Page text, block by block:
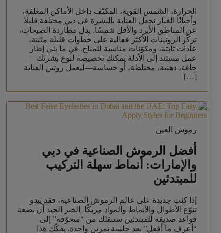
الحرارة، الشمس القوية، المكيّف داخل الأماكن المغلقة،
وأحيانًا الغبار تجعل العناية بالبشرة في دبي مختلفة قليلًا
عن المناطق الأبرد والأقل شمسًا. بدل مطاردة الصيحات،
تركّز الروتينات الأكثر فعالية على خطوات قليلة مثبتة،
عادات ثابتة، ومكوّنات مناسبة للمناخ. في ما يلي إطار
عمل مستند إلى الأدلة يمكنك تخصيصه لنوع بشرتك—
جافة، دهنية، مختلطة، أو حساسة—ليعمل روتين العناية
[…]
رموش العين
أفضل الرموش الصناعية في دبي
والإمارات: أنماط سهلة التركيب
للمبتدئين
إذا كنتِ جديدة على عالم الرموش الصناعية، فقد يبدو
تنوّع الأطوال والأنماط والمواد مربكًا. الخبر الجيد أن بضعة
قواعد صديقة للمبتدئين ستنقلك من “متخوّفة” إلى
“أعرف ما أفعل” بعد جلسة تمرين واحدة. يفكّك هذا